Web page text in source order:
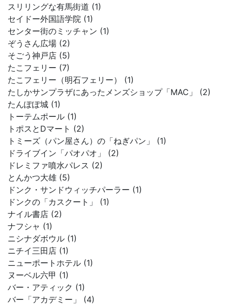
スリリングな有馬街道 (1)
セイドー外国語学院 (1)
センター街のミッチャン (1)
ぞうさん広場 (2)
そごう神戸店 (5)
たこフェリー (7)
たこフェリー（明石フェリー） (1)
たしかサンプラザにあったメンズショップ「MAC」 (2)
たんぽぽ城 (1)
トーテムポール (1)
トポスとDマート (2)
トミーズ（パン屋さん）の「ねぎパン」 (1)
ドライブイン「パオパオ」 (2)
ドレミファ噴水パレス (2)
とんかつ大雄 (5)
ドンク・サンドウィッチパーラー (1)
ドンクの「カスクート」 (1)
ナイル書店 (2)
ナフシャ (1)
ニシナダボウル (1)
ニチイ三田店 (1)
ニューポートホテル (1)
ヌーベル六甲 (1)
バー・アティック (1)
バー「アカデミー」 (4)